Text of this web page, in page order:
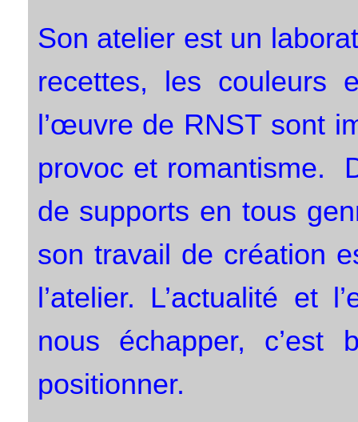
Son atelier est un
recettes, les couleurs
l’œuvre de RNST sont
provoc et romantisme.
de supports en tous
son travail de création
l’atelier. L’actualité et
nous échapper, c’est
positionner.